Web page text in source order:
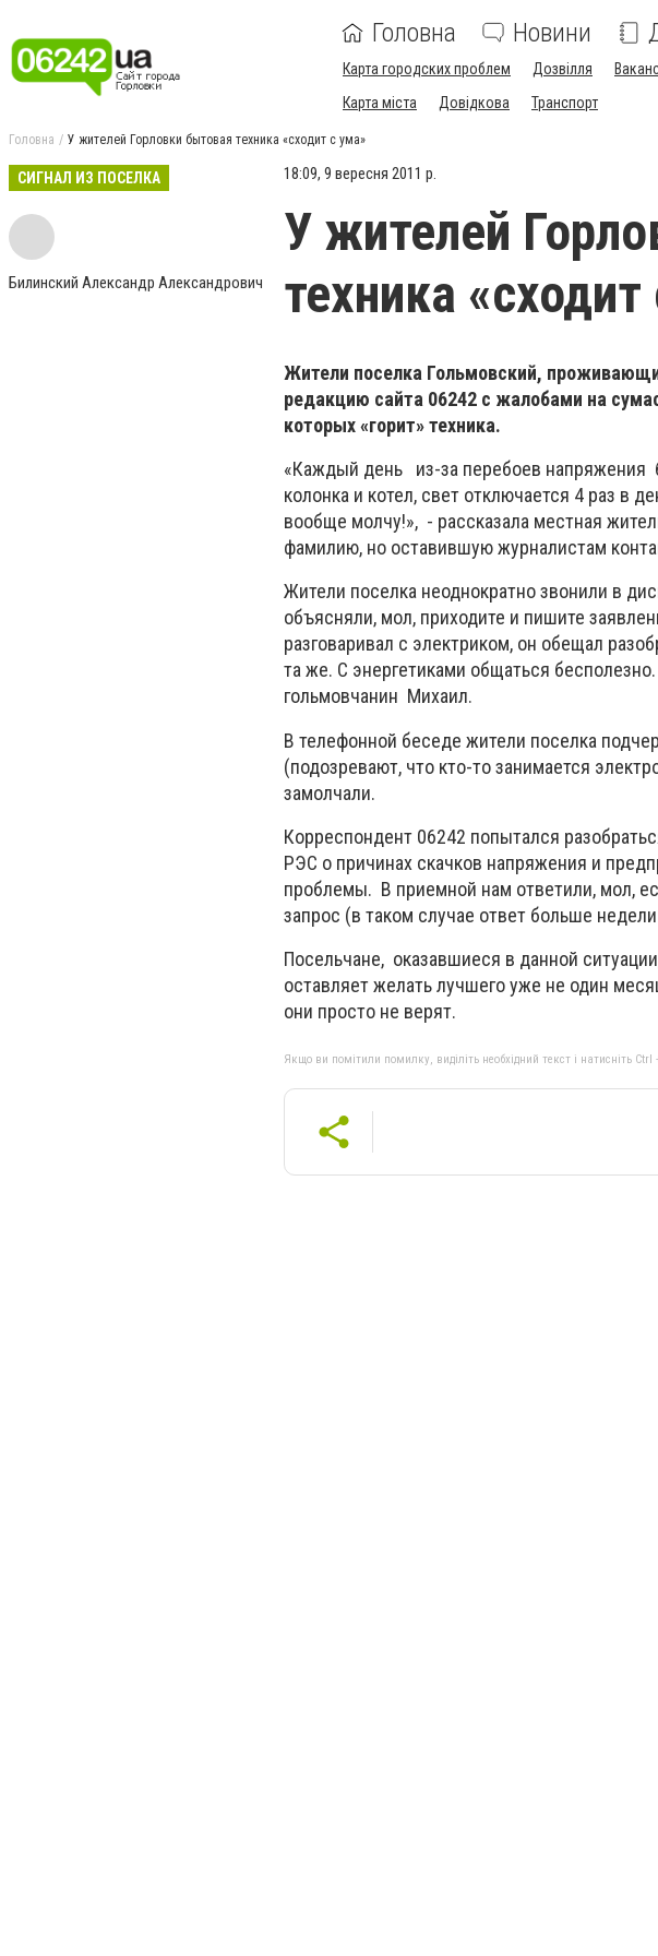
Головна Новини
Карта городских проблем Дозвілля
Карта міста
Довідкова Транспорт
Головна У жителей Горловки бытовая техника «сходит с ума»
СИГНАЛ ИЗ ПОСЕЛКА
Билинский Александр Александрович
18:09, 9 вересня 2011 р.
У жителей
техника
Жители поселка Гольмовский,
редакцию сайта 06242 с жалобами на
которых «горит» техника.
«Каждый день из-за перебоев напряжения
колонка и котел, свет отключается 4 раз в
вообще молчу!», - рассказала местная
фамилию, но оставившую журналистам
Жители поселка неоднократно звонили в
объясняли, мол, приходите и пишите
разговаривал с электриком, он обещал
та же. С энергетиками общаться
гольмовчанин Михаил.
В телефонной беседе жители поселка
(подозревают, что кто-то занимается
замолчали.
Корреспондент 06242 попытался
РЭС о причинах скачков напряжения и
проблемы. В приемной нам ответили, мол,
запрос (в таком случае ответ больше
Посельчане, оказавшиеся в данной
оставляет желать лучшего уже не один
они просто не верят.
Якщо ви помітили помилку, виділіть необхідний текст і натисніть